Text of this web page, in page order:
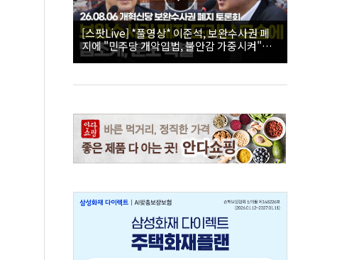
[스팟Live] *풀영상* 이준석, 보완수사권 폐
지에 "민주당 개악입법, 불안감 가중시켜"｜
26.08.06 개혁신당 보완수사권 폐지 토론회